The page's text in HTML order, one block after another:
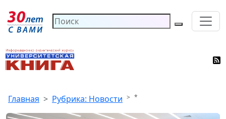
Главная Рубрика: Новости *